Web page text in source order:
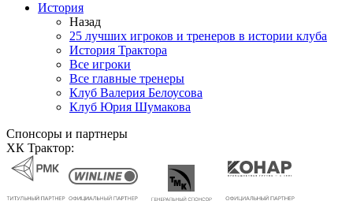
История
Назад
25 лучших игроков и тренеров в истории клуба
История Трактора
Все игроки
Все главные тренеры
Клуб Валерия Белоусова
Клуб Юрия Шумакова
Спонсоры и партнеры
ХК Трактор: